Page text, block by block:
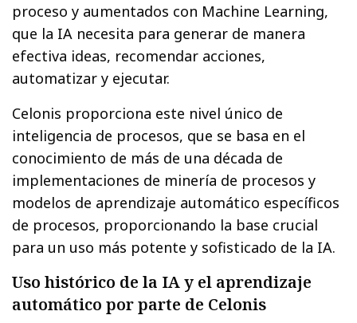
proceso y aumentados con Machine Learning,
que la IA necesita para generar de manera
efectiva ideas, recomendar acciones,
automatizar y ejecutar.
Celonis proporciona este nivel único de
inteligencia de procesos, que se basa en el
conocimiento de más de una década de
implementaciones de minería de procesos y
modelos de aprendizaje automático específicos
de procesos, proporcionando la base crucial
para un uso más potente y sofisticado de la IA.
Uso histórico de la IA y el aprendizaje
automático por parte de Celonis